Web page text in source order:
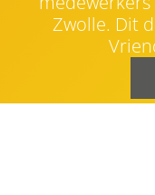
Zwolle. Dit